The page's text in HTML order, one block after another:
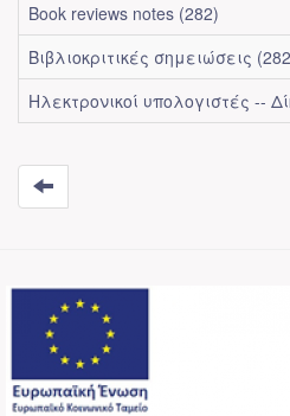
Book reviews notes (282)
Βιβλιοκριτικές σημειώσεις
Ηλεκτρονικοί υπολογιστές --